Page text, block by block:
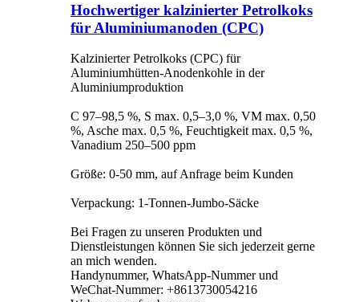
Hochwertiger kalzinierter Petrolkoks
für Aluminiumanoden (CPC)
Kalzinierter Petrolkoks (CPC) für
Aluminiumhütten-Anodenkohle in der
Aluminiumproduktion
C 97–98,5 %, S max. 0,5–3,0 %, VM max. 0,50
%, Asche max. 0,5 %, Feuchtigkeit max. 0,5 %,
Vanadium 250–500 ppm
Größe: 0-50 mm, auf Anfrage beim Kunden
Verpackung: 1-Tonnen-Jumbo-Säcke
Bei Fragen zu unseren Produkten und
Dienstleistungen können Sie sich jederzeit gerne
an mich wenden.
Handynummer, WhatsApp-Nummer und
WeChat-Nummer: +8613730054216